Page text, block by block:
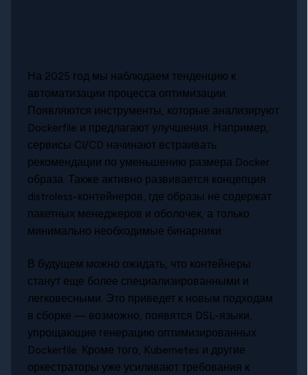
На 2025 год мы наблюдаем тенденцию к
автоматизации процесса оптимизации.
Появляются инструменты, которые анализируют
Dockerfile и предлагают улучшения. Например,
сервисы CI/CD начинают встраивать
рекомендации по уменьшению размера Docker
образа. Также активно развивается концепция
distroless-контейнеров, где образы не содержат
пакетных менеджеров и оболочек, а только
минимально необходимые бинарники.
В будущем можно ожидать, что контейнеры
станут еще более специализированными и
легковесными. Это приведет к новым подходам
в сборке — возможно, появятся DSL-языки,
упрощающие генерацию оптимизированных
Dockerfile. Кроме того, Kubernetes и другие
оркестраторы уже усиливают требования к